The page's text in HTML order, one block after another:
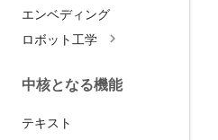
エンベディング
ロボット工学
中核となる機能
テキスト